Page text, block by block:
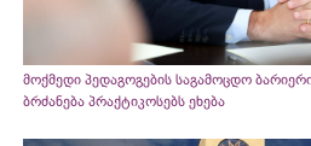
მოქმედი პედაგოგების საგამოცდო
ბრძანება პრაქტიკოსებს ეხება